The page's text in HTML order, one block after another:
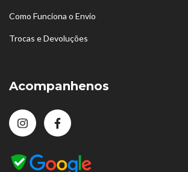
Como Funciona o Envio
Trocas e Devoluções
Acompanhenos